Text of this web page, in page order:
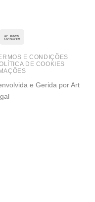
E CONDIÇÕES
DE COOKIES
e Gerida por Art